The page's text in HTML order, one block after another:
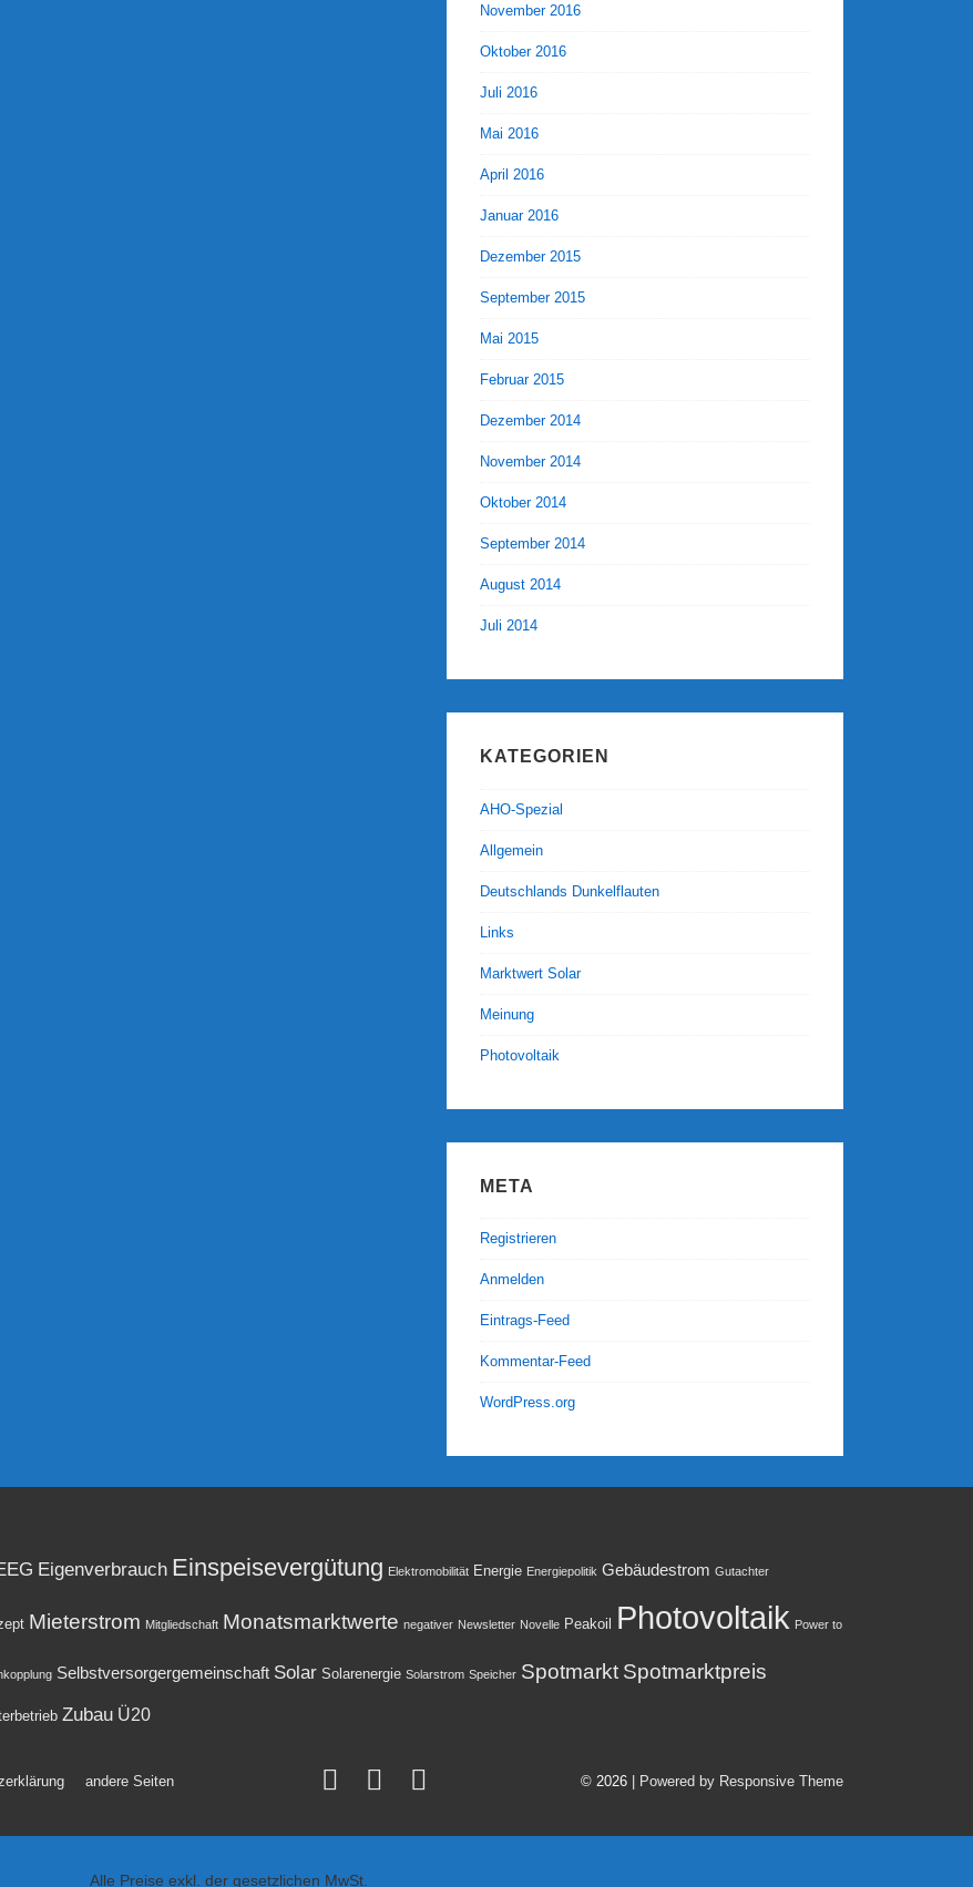
November 2016
Oktober 2016
Juli 2016
Mai 2016
April 2016
Januar 2016
Dezember 2015
September 2015
Mai 2015
Februar 2015
Dezember 2014
November 2014
Oktober 2014
September 2014
August 2014
Juli 2014
KATEGORIEN
AHO-Spezial
Allgemein
Deutschlands Dunkelflauten
Links
Marktwert Solar
Meinung
Photovoltaik
META
Registrieren
Anmelden
Eintrags-Feed
Kommentar-Feed
WordPress.org
Eigenverbrauch Einspeisevergütung Elektromobilität Energie Energiepolitik Gebäudestrom Gutachter
Mieterstrom Mitgliedschaft Monatsmarktwerte negativer Newsletter Novelle Peakoil Photovoltaik Power to
Selbstversorgergemeinschaft Solar Solarenergie Solarstrom Speicher Spotmarkt Spotmarktpreis
Zubau Ü20
andere Seiten © 2026 | Powered by Responsive Theme
Alle Preise exkl. der gesetzlichen MwSt.